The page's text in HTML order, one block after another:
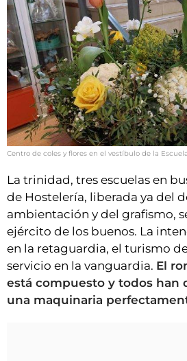
Centro de coles y flores en el vestíbulo de la
La trinidad, tres escuelas en
de Hostelería, liberada ya del
ambientación y del grafismo,
ejército de los buenos. La
en la retaguardia, el turismo
servicio en la vanguardia. El
está compuesto y todos han
una maquinaria